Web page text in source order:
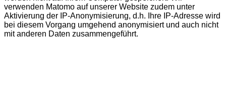
verwenden Matomo auf unserer Website zudem unter
Aktivierung der IP-Anonymisierung, d.h. Ihre IP-Adresse wird
bei diesem Vorgang umgehend anonymisiert und auch nicht
mit anderen Daten zusammengeführt.